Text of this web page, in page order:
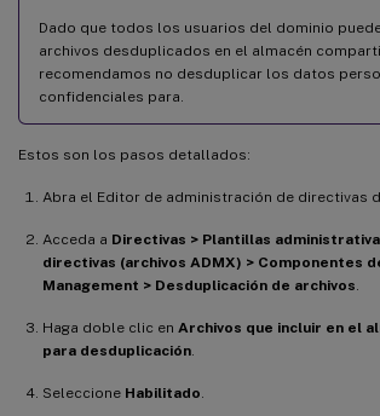
Dado que todos los usuarios del dominio
archivos desduplicados en el almacén
recomendamos no desduplicar los datos
confidenciales para.
Estos son los pasos detallados:
Abra el Editor de administración de directivas
Acceda a Directivas > Plantillas
directivas (archivos ADMX) > Componentes
Management > Desduplicación de archivos
Haga doble clic en Archivos que incluir en el
para desduplicación
Seleccione Habilitado